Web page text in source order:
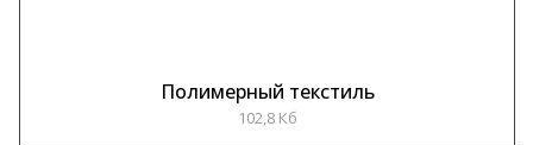
Полимерный текстиль
102,8 Кб